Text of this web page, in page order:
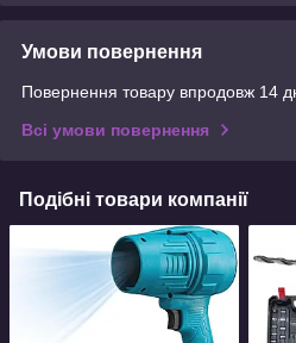
Умови повернення
Повернення товару впродовж 14
Всі умови повернення
Подібні товари компанії